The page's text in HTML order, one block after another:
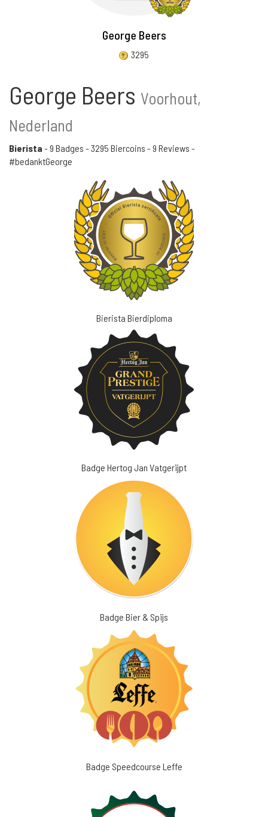
George Beers
3295
George Beers Voorhout,
Nederland
Bierista - 9 Badges - 3295 Biercoins - 9 Reviews -
#bedanktGeorge
Bierista Bierdiploma
Badge Hertog Jan Vatgerijpt
Badge Bier & Spijs
Badge Speedcourse Leffe